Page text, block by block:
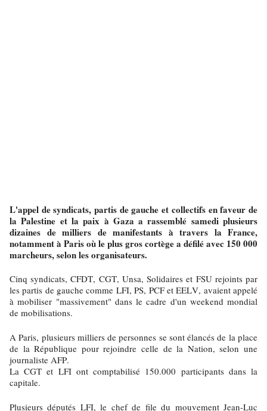
L'appel de syndicats, partis de gauche et collectifs en faveur de
la Palestine et la paix à Gaza a rassemblé samedi plusieurs
dizaines de milliers de manifestants à travers la France,
notamment à Paris où le plus gros cortège a défilé avec 150 000
marcheurs, selon les organisateurs.
Cinq syndicats, CFDT, CGT, Unsa, Solidaires et FSU rejoints par
les partis de gauche comme LFI, PS, PCF et EELV, avaient appelé
à mobiliser "massivement" dans le cadre d'un weekend mondial
de mobilisations.
A Paris, plusieurs milliers de personnes se sont élancés de la place
de la République pour rejoindre celle de la Nation, selon une
journaliste AFP.
La CGT et LFI ont comptabilisé 150.000 participants dans la
capitale.
Plusieurs députés LFI, le chef de file du mouvement Jean-Luc